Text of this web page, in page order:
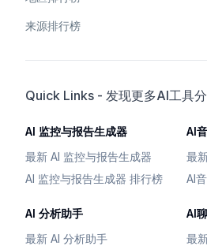
来源排行榜
Quick Links - 发现更多AI工具
AI 监控与报告生成器
最新 AI 监控与报告生成器
AI 监控与报告生成器 排行榜
AI
最
AI
AI 分析助手
最新 AI 分析助手
AI
最